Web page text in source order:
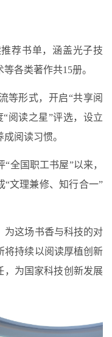
荐书单，涵盖光子技
各类著作共15册。
形式，开启“共享阅
阅读之星”评选，设立
阅读习惯。
国职工书屋”以来，
“文理兼修、知行合一”
这场书香与科技的对
将持续以阅读厚植创新
，为国家科技创新发展